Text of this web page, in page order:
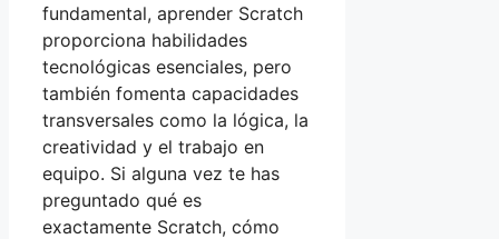
fundamental, aprender Scratch
proporciona habilidades
tecnológicas esenciales, pero
también fomenta capacidades
transversales como la lógica, la
creatividad y el trabajo en
equipo. Si alguna vez te has
preguntado qué es
exactamente Scratch, cómo